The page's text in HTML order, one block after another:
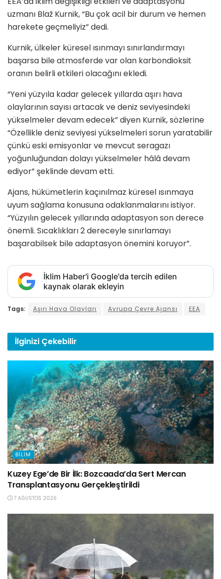
uzmanı Blaž Kurnik, “Bu çok acil bir durum ve hemen
harekete geçmeliyiz” dedi.
Kurnik, ülkeler küresel ısınmayı sınırlandırmayı
başarsa bile atmosferde var olan karbondioksit
oranın belirli etkileri olacağını ekledi.
“Yeni yüzyıla kadar gelecek yıllarda aşırı hava
olaylarının sayısı artacak ve deniz seviyesindeki
yükselmeler devam edecek” diyen Kurnik, sözlerine
“Özellikle deniz seviyesi yükselmeleri sorun yaratabilir
çünkü eski emisyonlar ve mevcut seragazı
yoğunluğundan dolayı yükselmeler hâlâ devam
ediyor” şeklinde devam etti.
Ajans, hükümetlerin kaçınılmaz küresel ısınmaya
uyum sağlama konusuna odaklanmalarını istiyor.
“Yüzyılın gelecek yıllarında adaptasyon son derece
önemli. Sıcaklıkları 2 dereceyle sınırlamayı
başarabilsek bile adaptasyon önemini koruyor”.
İklim Haber'i Google'da tercih edilen
kaynak olarak ekleyin
Tags: Aşırı Hava Olayları Avrupa Çevre Ajansı EEA
İlginizi Çekebilir
BILIM
Kuzey Ege’de Bir İlk: Bozcaada’da Sert Mercan
Transplantasyonu Gerçekleştirildi
7 AĞUSTOS 2026